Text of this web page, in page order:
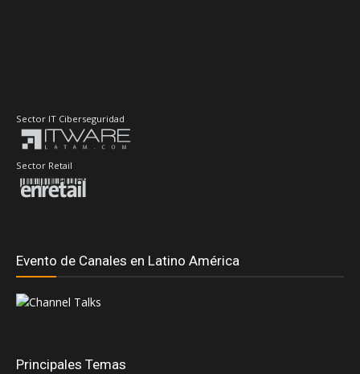
Sector IT Ciberseguridad
Sector Retail
Evento de Canales en Latino América
Principales Temas